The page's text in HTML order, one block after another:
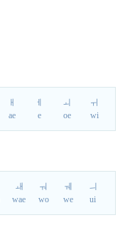
ㅐ
ae
ㅔ
e
ㅚ
oe
ㅟ
wi
ㅙ
wae
ㅝ
wo
ㅞ
we
ㅢ
ui